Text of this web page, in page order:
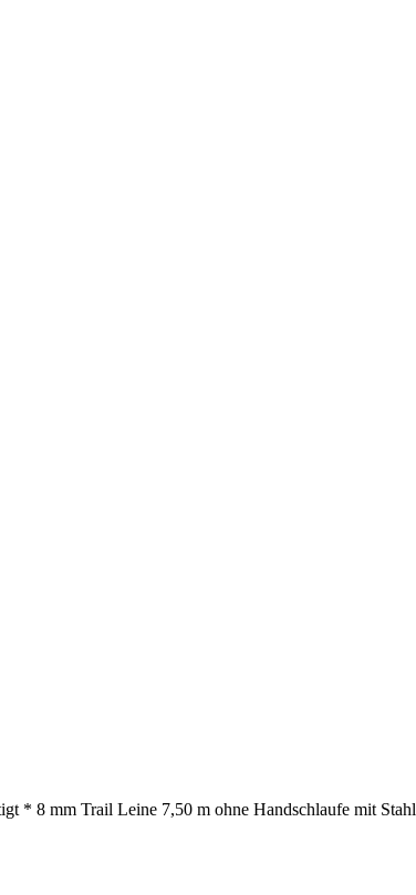
* 8 mm Trail Leine 7,50 m ohne Handschlaufe mit